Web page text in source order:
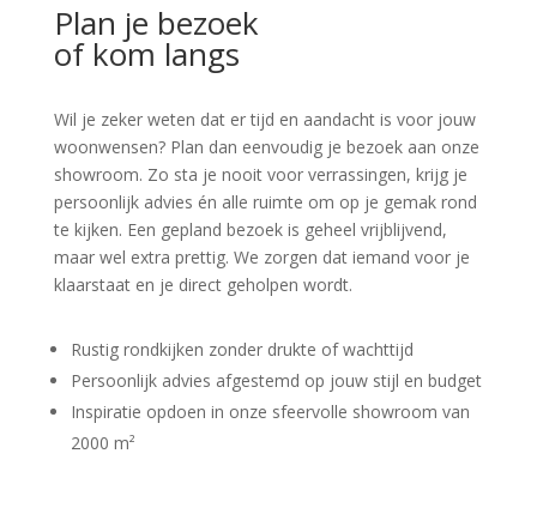
Plan je bezoek
of kom langs
Wil je zeker weten dat er tijd en aandacht is voor jouw
woonwensen? Plan dan eenvoudig je bezoek aan onze
showroom. Zo sta je nooit voor verrassingen, krijg je
persoonlijk advies én alle ruimte om op je gemak rond
te kijken. Een gepland bezoek is geheel vrijblijvend,
maar wel extra prettig. We zorgen dat iemand voor je
klaarstaat en je direct geholpen wordt.
Rustig rondkijken zonder drukte of wachttijd
Persoonlijk advies afgestemd op jouw stijl en budget
Inspiratie opdoen in onze sfeervolle showroom van
2000 m²